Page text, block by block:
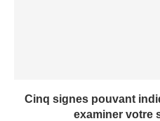
Cinq signes pouvant
examiner votre